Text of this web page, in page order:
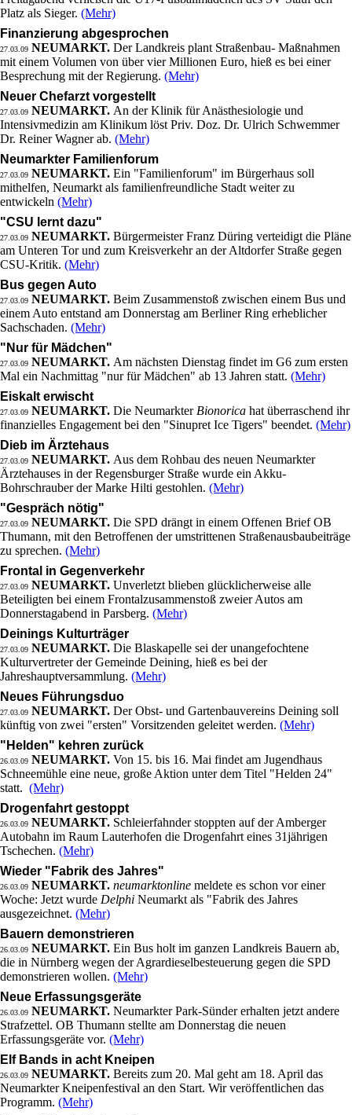
Platz als Sieger. (Mehr)
Finanzierung abgesprochen
27.03.09 NEUMARKT. Der Landkreis plant Straßenbau- Maßnahmen
mit einem Volumen von über vier Millionen Euro, hieß es bei einer
Besprechung mit der Regierung. (Mehr)
Neuer Chefarzt vorgestellt
27.03.09 NEUMARKT. An der Klinik für Anästhesiologie und
Intensivmedizin am Klinikum löst Priv. Doz. Dr. Ulrich Schwemmer
Dr. Reiner Wagner ab. (Mehr)
Neumarkter Familienforum
27.03.09 NEUMARKT. Ein "Familienforum" im Bürgerhaus soll
mithelfen, Neumarkt als familienfreundliche Stadt weiter zu
entwickeln (Mehr)
"CSU lernt dazu"
27.03.09 NEUMARKT. Bürgermeister Franz Düring verteidigt die Pläne
am Unteren Tor und zum Kreisverkehr an der Altdorfer Straße gegen
CSU-Kritik. (Mehr)
Bus gegen Auto
27.03.09 NEUMARKT. Beim Zusammenstoß zwischen einem Bus und
einem Auto entstand am Donnerstag am Berliner Ring erheblicher
Sachschaden. (Mehr)
"Nur für Mädchen"
27.03.09 NEUMARKT. Am nächsten Dienstag findet im G6 zum ersten
Mal ein Nachmittag "nur für Mädchen" ab 13 Jahren statt. (Mehr)
Eiskalt erwischt
27.03.09 NEUMARKT. Die Neumarkter Bionorica hat überraschend ihr
finanzielles Engagement bei den "Sinupret Ice Tigers" beendet. (Mehr)
Dieb im Ärztehaus
27.03.09 NEUMARKT. Aus dem Rohbau des neuen Neumarkter
Ärztehauses in der Regensburger Straße wurde ein Akku-
Bohrschrauber der Marke Hilti gestohlen. (Mehr)
"Gespräch nötig"
27.03.09 NEUMARKT. Die SPD drängt in einem Offenen Brief OB
Thumann, mit den Betroffenen der umstrittenen Straßenausbaubeiträge
zu sprechen. (Mehr)
Frontal in Gegenverkehr
27.03.09 NEUMARKT. Unverletzt blieben glücklicherweise alle
Beteiligten bei einem Frontalzusammenstoß zweier Autos am
Donnerstagabend in Parsberg. (Mehr)
Deinings Kulturträger
27.03.09 NEUMARKT. Die Blaskapelle sei der unangefochtene
Kulturvertreter der Gemeinde Deining, hieß es bei der
Jahreshauptversammlung. (Mehr)
Neues Führungsduo
27.03.09 NEUMARKT. Der Obst- und Gartenbauvereins Deining soll
künftig von zwei "ersten" Vorsitzenden geleitet werden. (Mehr)
"Helden" kehren zurück
26.03.09 NEUMARKT. Von 15. bis 16. Mai findet am Jugendhaus
Schneemühle eine neue, große Aktion unter dem Titel "Helden 24"
statt. (Mehr)
Drogenfahrt gestoppt
26.03.09 NEUMARKT. Schleierfahnder stoppten auf der Amberger
Autobahn im Raum Lauterhofen die Drogenfahrt eines 31jährigen
Tschechen. (Mehr)
Wieder "Fabrik des Jahres"
26.03.09 NEUMARKT. neumarktonline meldete es schon vor einer
Woche: Jetzt wurde Delphi Neumarkt als "Fabrik des Jahres
ausgezeichnet. (Mehr)
Bauern demonstrieren
26.03.09 NEUMARKT. Ein Bus holt im ganzen Landkreis Bauern ab,
die in Nürnberg wegen der Agrardieselbesteuerung gegen die SPD
demonstrieren wollen. (Mehr)
Neue Erfassungsgeräte
26.03.09 NEUMARKT. Neumarkter Park-Sünder erhalten jetzt andere
Strafzettel. OB Thumann stellte am Donnerstag die neuen
Erfassungsgeräte vor. (Mehr)
Elf Bands in acht Kneipen
26.03.09 NEUMARKT. Bereits zum 20. Mal geht am 18. April das
Neumarkter Kneipenfestival an den Start. Wir veröffentlichen das
Programm. (Mehr)